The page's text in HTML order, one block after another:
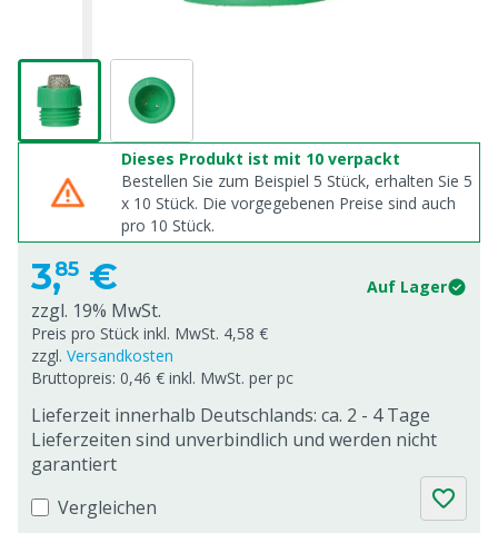
Dieses Produkt ist mit 10 verpackt
Bestellen Sie zum Beispiel 5 Stück, erhalten Sie 5
x 10 Stück. Die vorgegebenen Preise sind auch
pro 10 Stück.
3,85 € Auf Lager
zzgl. 19% MwSt.
Preis pro Stück inkl. MwSt. 4,58 €
zzgl. Versandkosten
Bruttopreis: 0,46 € inkl. MwSt. per pc
Lieferzeit innerhalb Deutschlands: ca. 2 - 4 Tage
Lieferzeiten sind unverbindlich und werden nicht
garantiert
Vergleichen